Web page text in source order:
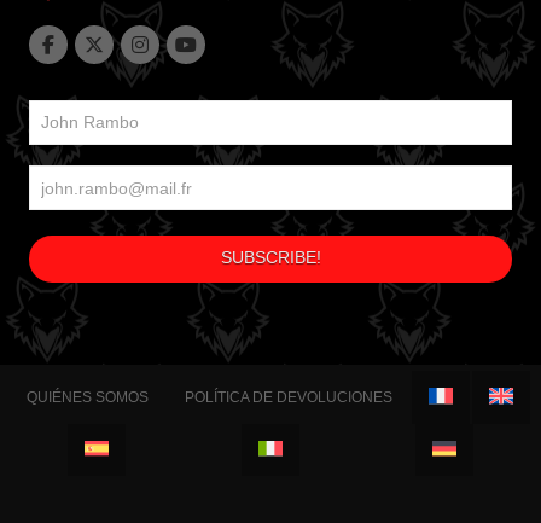
QUIÉNES SOMOS POLÍTICA DE DEVOLUCIONES